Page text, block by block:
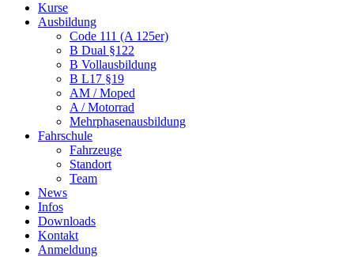
Kurse
Ausbildung
Code 111 (A 125er)
B Dual §122
B Vollausbildung
B L17 §19
AM / Moped
A / Motorrad
Mehrphasenausbildung
Fahrschule
Fahrzeuge
Standort
Team
News
Infos
Downloads
Kontakt
Anmeldung